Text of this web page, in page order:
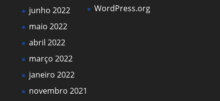
junho 2022
maio 2022
abril 2022
março 2022
janeiro 2022
novembro 2021
WordPress.org